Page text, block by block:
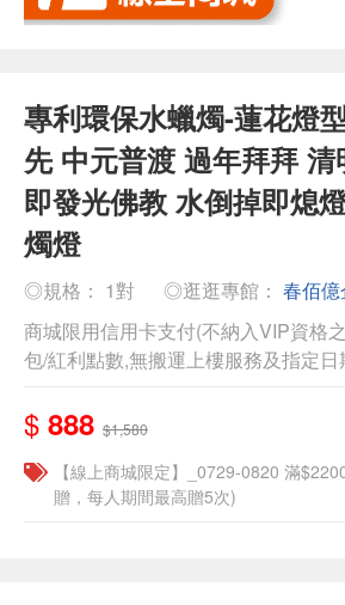
專利環保水蠟燭-蓮花燈
先 中元普渡 過年拜拜
即發光佛教 水倒掉即熄
燭燈
◎規格： 1對 ◎逛逛專館： 春佰
商城限用信用卡支付(不納入VIP資格
包/紅利點數,無搬運上樓服務及指定日
$ 888 $1,580
【線上商城限定】_0729-0820 滿
贈，每人期間最高贈5次)